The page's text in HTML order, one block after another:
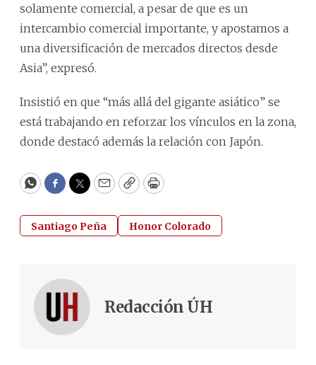
solamente comercial, a pesar de que es un
intercambio comercial importante, y apostamos a
una diversificación de mercados directos desde
Asia”, expresó.
Insistió en que “más allá del gigante asiático” se
está trabajando en reforzar los vínculos en la zona,
donde destacó además la relación con Japón.
WhatsApp
Facebook
Twitter
EmailCopyPrint
Santiago Peña Honor Colorado
Redacción ÚH